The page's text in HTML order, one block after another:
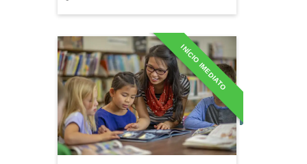
ENSINO DA LÍNGUA PORTUGUESA NOS
ANOS INICIAIS DO ENSINO
FUNDAMENTAL
90
INÍCIO IMEDIATO
Especialização em
Alfabetização: Processos e
Práticas Escolares
Detalhes do curso